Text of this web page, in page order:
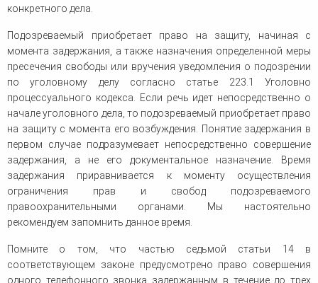
конкретного дела.
Подозреваемый приобретает право на защиту, начиная с
момента задержания, а также назначения определенной меры
пресечения свободы или вручения уведомления о подозрении
по уголовному делу согласно статье 223.1 Уголовно
процессуального кодекса. Если речь идет непосредственно о
начале уголовного дела, то подозреваемый приобретает право
на защиту с момента его возбуждения. Понятие задержания в
первом случае подразумевает непосредственно совершение
задержания, а не его документальное назначение. Время
задержания приравнивается к моменту осуществления
ограничения прав и свобод подозреваемого
правоохранительными органами. Мы настоятельно
рекомендуем запомнить данное время.
Помните о том, что частью седьмой статьи 14 в
соответствующем законе предусмотрено право совершения
одного телефонного звонка задержанным в течение до трех